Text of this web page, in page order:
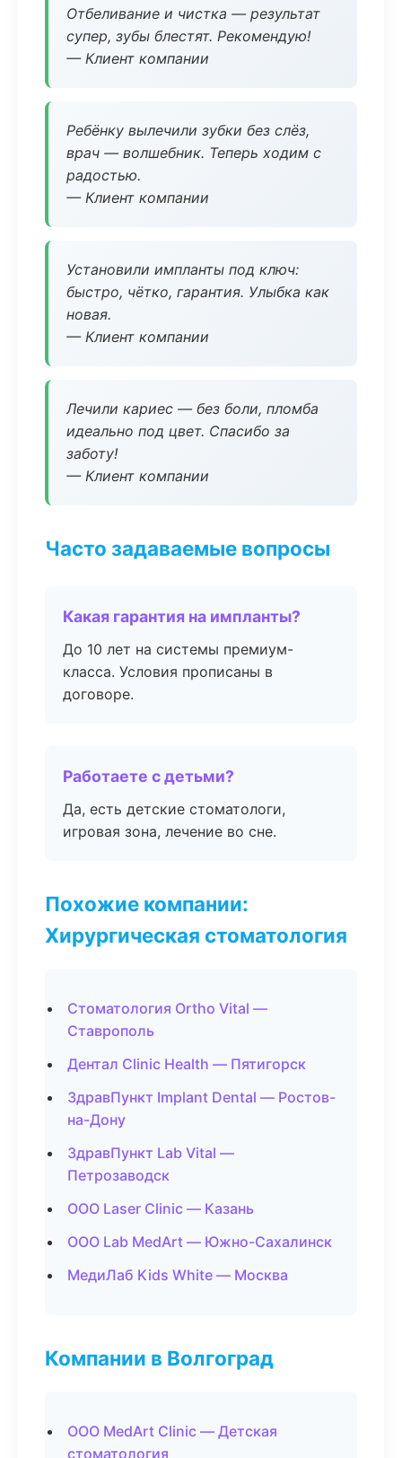
Отбеливание и чистка — результат
супер, зубы блестят. Рекомендую!
— Клиент компании
Ребёнку вылечили зубки без слёз,
врач — волшебник. Теперь ходим с
радостью.
— Клиент компании
Установили импланты под ключ:
быстро, чётко, гарантия. Улыбка как
новая.
— Клиент компании
Лечили кариес — без боли, пломба
идеально под цвет. Спасибо за
заботу!
— Клиент компании
Часто задаваемые вопросы
Какая гарантия на импланты?
До 10 лет на системы премиум-
класса. Условия прописаны в
договоре.
Работаете с детьми?
Да, есть детские стоматологи,
игровая зона, лечение во сне.
Похожие компании:
Хирургическая стоматология
Стоматология Ortho Vital —
Ставрополь
Дентал Clinic Health — Пятигорск
ЗдравПункт Implant Dental — Ростов-
на-Дону
ЗдравПункт Lab Vital —
Петрозаводск
ООО Laser Clinic — Казань
ООО Lab MedArt — Южно-Сахалинск
МедиЛаб Kids White — Москва
Компании в Волгоград
ООО MedArt Clinic — Детская
стоматология